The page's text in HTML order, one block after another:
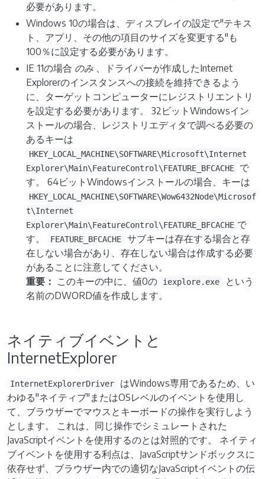
必要があります。
Windows 10の場合は、ディスプレイの設定で"テキス
ト、アプリ、その他の項目のサイズを変更する"も
100％に設定する必要があります。
IE 11の場合 のみ 、ドライバーが作成したInternet
Explorerのインスタンスへの接続を維持できるよう
に、ターゲットコンピューターにレジストリエントリ
を設定する必要があります。 32ビットWindowsイン
ストールの場合、レジストリエディタで調べる必要の
あるキーは
HKEY_LOCAL_MACHINE\SOFTWARE\Microsoft\Internet
Explorer\Main\FeatureControl\FEATURE_BFCACHE
で
す。 64ビットWindowsインストールの場合、キーは
HKEY_LOCAL_MACHINE\SOFTWARE\Wow6432Node\Microsof
t\Internet
Explorer\Main\FeatureControl\FEATURE_BFCACHE で
す。
FEATURE_BFCACHE
サブキーは存在する場合と存
在しない場合があり、存在しない場合は作成する必要
があることに注意してください。
重要： このキーの中に、値0の iexplore.exe
という
名前のDWORD値を作成します。
ネイティブイベントと
InternetExplorer
InternetExplorerDriver
はWindows専用であるため、い
わゆる"ネイティブ"またはOSレベルのイベントを使用し
て、ブラウザーでマウスとキーボードの操作を実行しよう
とします。 これは、同じ操作でシミュレートされた
JavaScriptイベントを使用するのとは対照的です。 ネイティ
ブイベントを使用する利点は、JavaScriptサンドボックスに
依存せず、ブラウザー内での適切なJavaScriptイベントの伝